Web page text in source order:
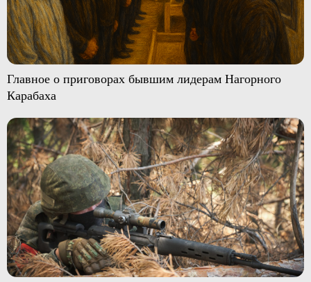
Главное о приговорах бывшим лидерам Нагорного
Карабаха